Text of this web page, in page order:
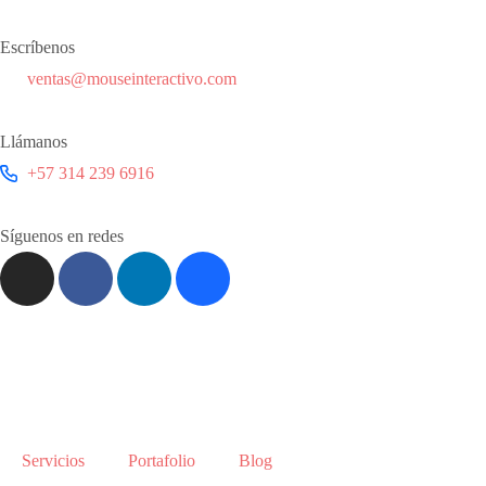
Escríbenos
ventas@mouseinteractivo.com
Llámanos
+57 314 239 6916
Síguenos en redes
Servicios Portafolio Blog